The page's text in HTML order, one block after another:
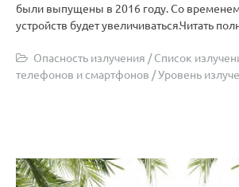
были выпущены в 2016 году. Со
устройств будет увеличиваться.Читать
Опасность излучения /Список
телефонов и смартфонов /Уровень